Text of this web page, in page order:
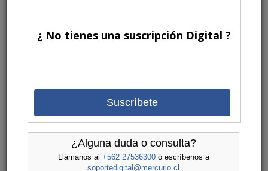
¿ No tienes una suscripción Digital ?
Suscríbete
¿Alguna duda o consulta?
Llámanos al +562 27536300ó escríbenos a
soportedigital@mercurio.cl